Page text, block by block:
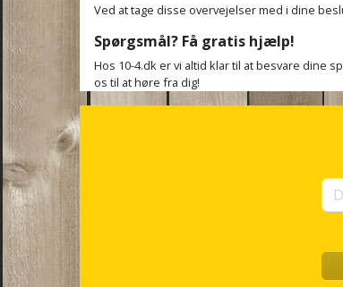
Ved at tage disse overvejelser med i dine
Spørgsmål? Få gratis hjælp!
Hos 10-4.dk er vi altid klar til at besvare dine
os til at høre fra dig!